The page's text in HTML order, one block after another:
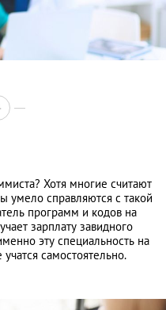
Хотя многие считают
справляются с такой
программ и кодов на
зарплату завидного
эту специальность на
самостоятельно.